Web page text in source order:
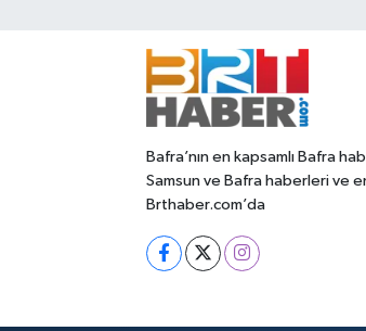
Bafra’nın en kapsamlı Bafra
Samsun ve Bafra haberleri ve
Brthaber.com’da